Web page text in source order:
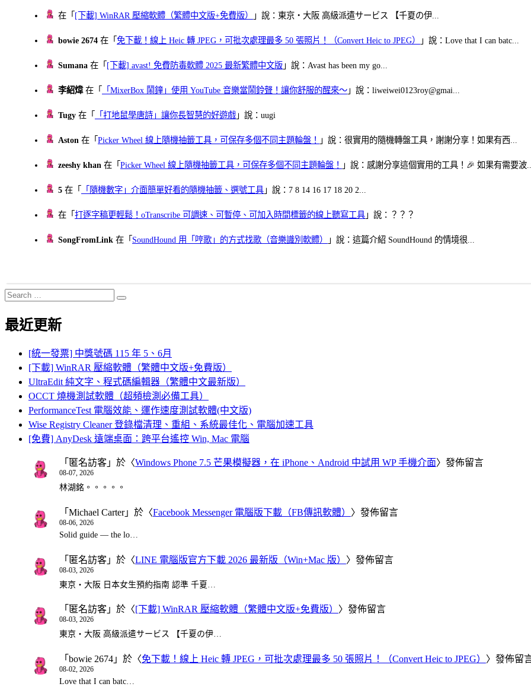
在「 [下載] WinRAR 壓縮軟體（繁體中文版+免費版） 」說：東京・大阪 高級派遣サービス 【千夏の伊...
bowie 2674 在「免下載！線上 Heic 轉 JPEG，可批次處理最多 50 張照片！（Convert Heic to JPEG） 」說：Love that I can batc...
Sumana 在「 [下載] avast! 免費防毒軟體 2025 最新繁體中文版 」說：Avast has been my go...
李紹煒在「 「MixerBox 鬧鐘」使用 YouTube 音樂當鬧鈴聲！讓你舒服的醒來～ 」說：liweiwei0123roy@gmai...
Tugy 在「 「打地鼠學唐詩」讓你長智慧的好遊戲 」說：uugi
Aston 在「Picker Wheel 線上隨機抽籤工具，可保存多個不同主題輪盤！ 」說：很實用的隨機轉盤工具，謝謝分享！如果有西...
zeeshy khan 在「Picker Wheel 線上隨機抽籤工具，可保存多個不同主題輪盤！ 」說：感謝分享這個實用的工具！🎉 如果有需要波
5 在「 「隨機數字」介面簡單好看的隨機抽籤、選號工具 」說：7 8 14 16 17 18 20 2...
在「打逐字稿更輕鬆！oTranscribe 可調速、可暫停、可加入時間標籤的線上聽寫工具 」說：？？？
SongFromLink 在「 SoundHound 用「哼歌」的方式找歌（音樂識別軟體） 」說：這篇介紹 SoundHound 的情境很...
Search
for:
Search
最近更新
[統一發票] 中獎號碼 115 年 5、6月
[下載] WinRAR 壓縮軟體（繁體中文版+免費版）
UltraEdit 純文字、程式碼編輯器（繁體中文最新版）
OCCT 燒機測試軟體（超頻檢測必備工具）
PerformanceTest 電腦效能、運作速度測試軟體(中文版)
Wise Registry Cleaner 登錄檔清理、重組、系統最佳化、電腦加速工具
[免費] AnyDesk 遠端桌面：跨平台遙控 Win, Mac 電腦
「 匿名訪客 」於〈Windows Phone 7.5 芒果模擬器，在 iPhone、Android 中試用 WP 手機介面〉發佈留言
08-07, 2026
林湖銘。。。。。
「 Michael Carter」於〈Facebook Messenger 電腦版下載（FB傳訊軟體） 〉發佈留言
08-06, 2026
Solid guide — the lo…
「 匿名訪客 」於〈LINE 電腦版官方下載 2026 最新版（Win+Mac 版） 〉發佈留言
08-03, 2026
東京・大阪 日本女生預約指南 認準 千夏…
「 匿名訪客 」於〈[下載] WinRAR 壓縮軟體（繁體中文版+免費版） 〉發佈留言
08-03, 2026
東京・大阪 高級派遣サービス 【千夏の伊…
「 bowie 2674 」於〈免下載！線上 Heic 轉 JPEG，可批次處理最多 50 張照片！（Convert Heic to JPEG） 〉發佈留
08-02, 2026
Love that I can batc…